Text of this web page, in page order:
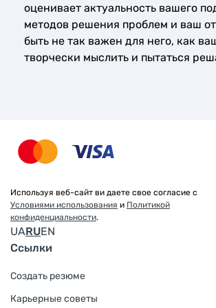
оценивает актуальность вашего
методов решения проблем и ваш
быть не так важен для него, как
творчески мыслить и пытаться
Используя веб-сайт ви даете свое согласие с
Условиями использования и Политикой
конфиденциальности.
UARUEN
Ссылки
Создать резюме
Карьерные советы